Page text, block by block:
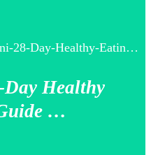
28-Day-Healthy-Eatin…
Healthy
…